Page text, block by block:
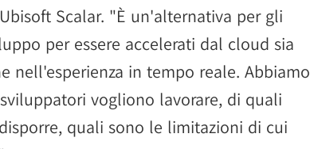
Scalar. "È un'alternativa per gli
per essere accelerati dal cloud sia
nell'esperienza in tempo reale. Abbiamo
vogliono lavorare, di quali
quali sono le limitazioni di cui